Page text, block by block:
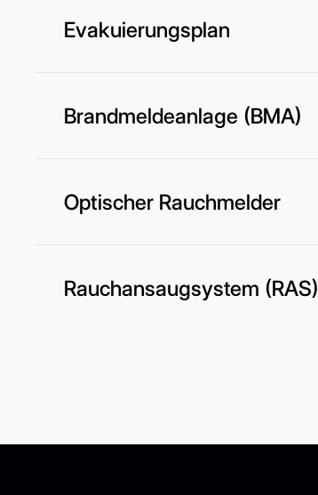
Evakuierungsplan
Brandmeldeanlage (BMA)
Optischer Rauchmelder
Rauchansaugsystem (RAS)